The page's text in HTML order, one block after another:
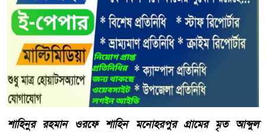
শাহিনুর রহমান ওরফে শাহিন মনোহরপুর গ্রামের মৃত আব্দুল